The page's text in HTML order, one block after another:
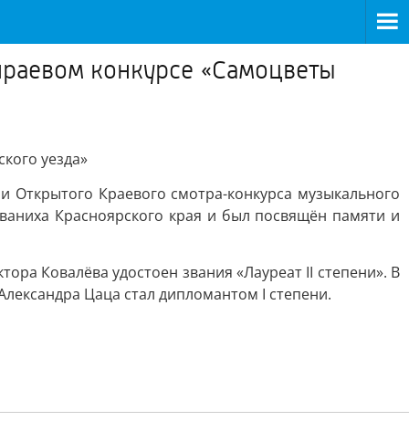
конкурсе «Самоцветы
уезда»
Краевого смотра-конкурса музыкального
Красноярского края и был посвящён памяти и
Ковалёва удостоен звания «Лауреат II степени». В
Цаца стал дипломантом I степени.